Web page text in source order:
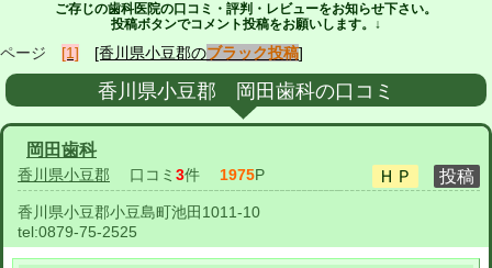
ご存じの歯科医院の口コミ・評判・レビューをお知らせ下さい。
投稿ボタンでコメント投稿をお願いします。↓
ページ [1] [香川県小豆郡のブラック投稿]
香川県小豆郡 岡田歯科の口コミ
岡田歯科
香川県小豆郡 口コミ 3件 1975P
香川県小豆郡小豆島町池田1011-10
tel:0879-75-2525